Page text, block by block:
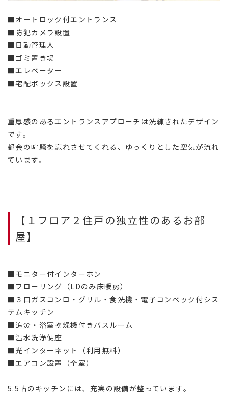
■オートロック付エントランス
■防犯カメラ設置
■日勤管理人
■ゴミ置き場
■エレベーター
■宅配ボックス設置
重厚感のあるエントランスアプローチは洗練されたデザイン
です。
都会の喧騒を忘れさせてくれる、ゆっくりとした空気が流れ
ています。
【１フロア２住戸の独立性のあるお部
屋】
■モニター付インターホン
■フローリング（LDのみ床暖房）
■３口ガスコンロ・グリル・食洗機・電子コンベック付シス
テムキッチン
■追焚・浴室乾燥機付きバスルーム
■温水洗浄便座
■光インターネット（利用無料）
■エアコン設置（全室）
5.5帖のキッチンには、充実の設備が整っています。